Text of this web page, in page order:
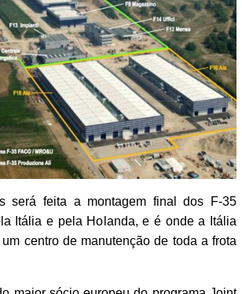
será feita a montagem final dos F-35
Itália e pela Holanda, e é onde a Itália
centro de manutenção de toda a frota